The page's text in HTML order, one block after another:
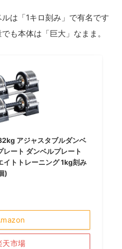
は「1キロ刻み」で有名です
も本体は「巨大」なまま。
アジャスタブルダンベ
レート ダンベルプレート
イトトレーニング 1kg刻み
)
天市場